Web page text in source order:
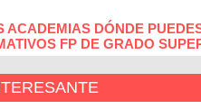
ACADEMIAS DÓNDE
FP DE GRADO